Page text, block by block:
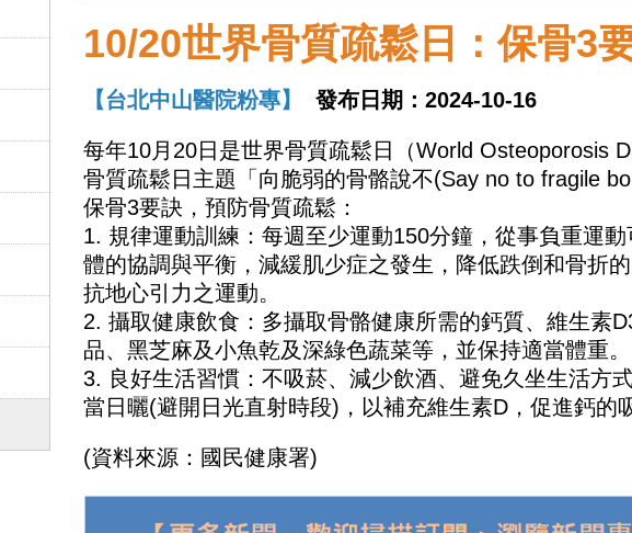
10/20世界骨質疏鬆日：保骨3
【台北中山醫院粉專】 發布日期：2024-10-16
每年10月 20日是世界骨質疏鬆日（World Osteoporosis
骨質疏鬆日主題「向脆弱的骨骼說不(Say no to fragile
保骨3要訣，預防骨質疏鬆：
1. 規律運動訓練：每週至少運動150分鐘，從事負重運
體的協調與平衡，減緩肌少症之發生，降低跌倒和骨折
抗地心引力之運動。
2. 攝取健康飲食：多攝取骨骼健康所需的鈣質、維生素
品、黑芝麻及小魚乾及深綠色蔬菜等，並保持適當體重。
3. 良好生活習慣：不吸菸、減少飲酒、避免久坐生活方
當日曬(避開日光直射時段) ，以補充維生素D，促進鈣的
(資料來源：國民健康署)